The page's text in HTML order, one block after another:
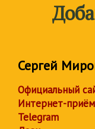
Сергей
Официальный
Интернет-
Telegram